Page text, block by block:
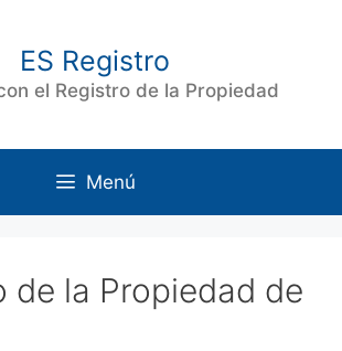
ES Registro
el Registro de la Propiedad
Menú
de la Propiedad de